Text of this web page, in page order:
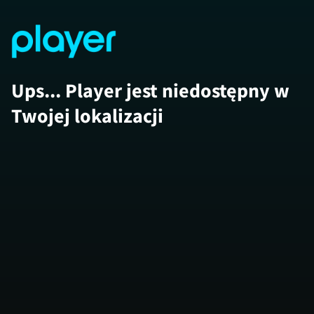
Ups... Player jest niedostępny w
Twojej lokalizacji